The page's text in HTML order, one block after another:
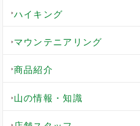
ハイキング
マウンテニアリング
商品紹介
山の情報・知識